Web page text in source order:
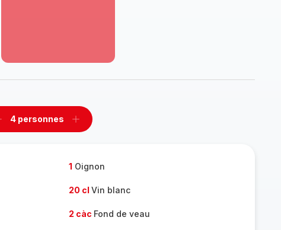
gamme
Supprimer
4 personnes
Ajouter
1 Oignon
20 cl Vin blanc
2 càc Fond de veau